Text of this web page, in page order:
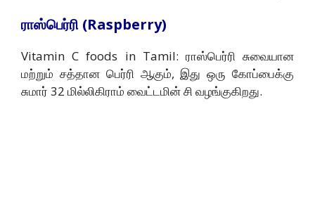
ராஸ்பெர்ரி (Raspberry)
Vitamin C foods in Tamil: ராஸ்பெர்ரி சுவையான
மற்றும் சத்தான பெர்ரி ஆகும், இது ஒரு கோப்பைக்கு
சுமார் 32 மில்லிகிராம் வைட்டமின் சி வழங்குகிறது.